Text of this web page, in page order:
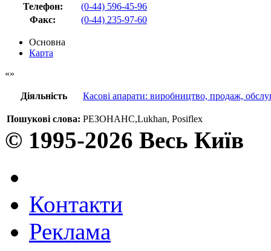
Телефон:
(0-44) 596-45-96
Факс: (0-44) 235-97-60
Основна
Карта
Діяльність Касові апарати: виробництво, продаж,
Пошукові слова: РЕЗОНАНС,Lukhan, Posiflex
© 1995-2026 Весь Київ
Контакти
Реклама